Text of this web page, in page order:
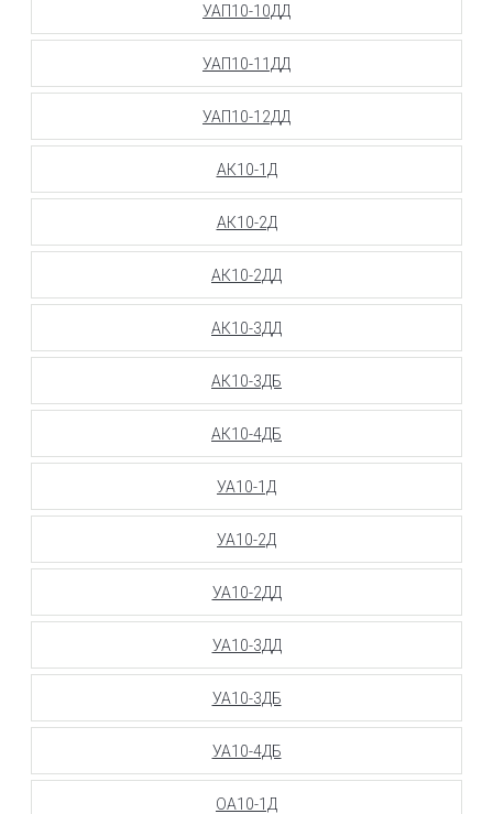
УАП10-10ДД
УАП10-11ДД
УАП10-12ДД
АК10-1Д
АК10-2Д
АК10-2ДД
АК10-3ДД
АК10-3ДБ
АК10-4ДБ
УА10-1Д
УА10-2Д
УА10-2ДД
УА10-3ДД
УА10-3ДБ
УА10-4ДБ
ОА10-1Д